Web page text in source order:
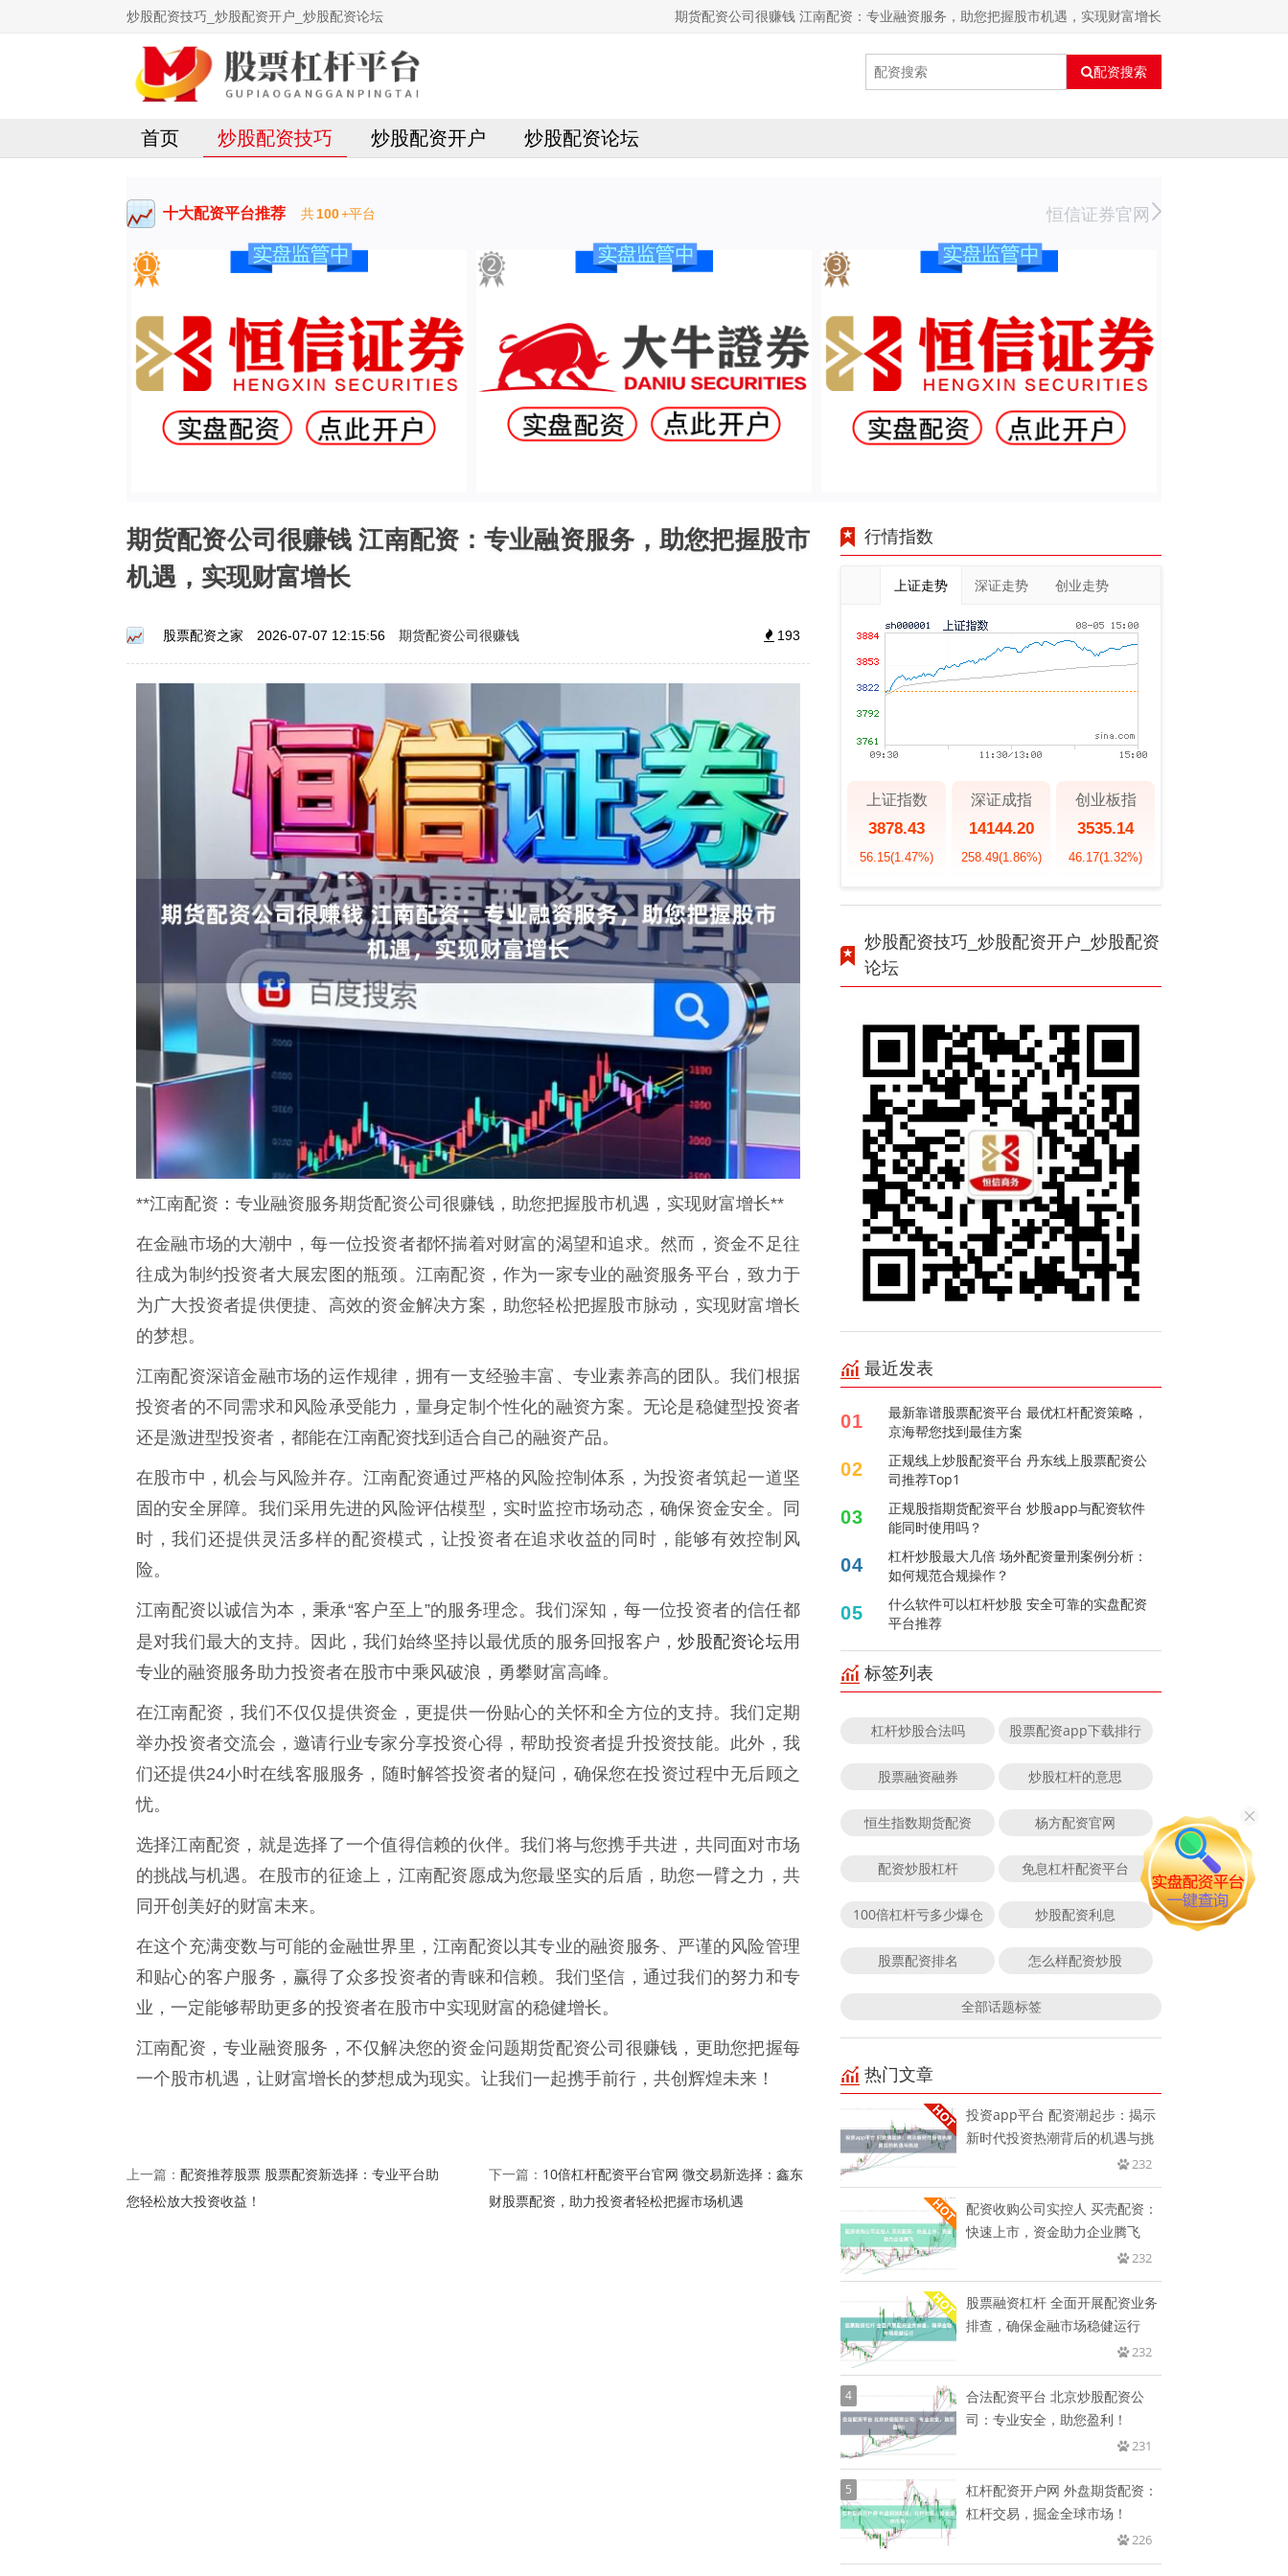
炒股配资技巧_炒股配资开户_炒股配资论坛 期货配资公司很赚钱 江南配资：专业融资服务，助您把握股市机遇，实现财富增长
配资搜索
首页 炒股配资技巧 炒股配资开户 炒股配资论坛
十大配资平台推荐 共100+平台 恒信证券官网
期货配资公司很赚钱 江南配资：专业融资服务，助您把握股市
机遇，实现财富增长
股票配资之家 2026-07-07 12:15:56 期货配资公司很赚钱 193
**江南配资：专业融资服务期货配资公司很赚钱，助您把握股市机遇，实现财富增长**
在金融市场的大潮中，每一位投资者都怀揣着对财富的渴望和追求。然而，资金不足往
往成为制约投资者大展宏图的瓶颈。江南配资，作为一家专业的融资服务平台，致力于
为广大投资者提供便捷、高效的资金解决方案，助您轻松把握股市脉动，实现财富增长
的梦想。
江南配资深谙金融市场的运作规律，拥有一支经验丰富、专业素养高的团队。我们根据
投资者的不同需求和风险承受能力，量身定制个性化的融资方案。无论是稳健型投资者
还是激进型投资者，都能在江南配资找到适合自己的融资产品。
在股市中，机会与风险并存。江南配资通过严格的风险控制体系，为投资者筑起一道坚
固的安全屏障。我们采用先进的风险评估模型，实时监控市场动态，确保资金安全。同
时，我们还提供灵活多样的配资模式，让投资者在追求收益的同时，能够有效控制风
险。
江南配资以诚信为本，秉承“客户至上”的服务理念。我们深知，每一位投资者的信任都
是对我们最大的支持。因此，我们始终坚持以最优质的服务回报客户，炒股配资论坛用
专业的融资服务助力投资者在股市中乘风破浪，勇攀财富高峰。
在江南配资，我们不仅仅提供资金，更提供一份贴心的关怀和全方位的支持。我们定期
举办投资者交流会，邀请行业专家分享投资心得，帮助投资者提升投资技能。此外，我
们还提供24小时在线客服服务，随时解答投资者的疑问，确保您在投资过程中无后顾之
忧。
选择江南配资，就是选择了一个值得信赖的伙伴。我们将与您携手共进，共同面对市场
的挑战与机遇。在股市的征途上，江南配资愿成为您最坚实的后盾，助您一臂之力，共
同开创美好的财富未来。
在这个充满变数与可能的金融世界里，江南配资以其专业的融资服务、严谨的风险管理
和贴心的客户服务，赢得了众多投资者的青睐和信赖。我们坚信，通过我们的努力和专
业，一定能够帮助更多的投资者在股市中实现财富的稳健增长。
江南配资，专业融资服务，不仅解决您的资金问题期货配资公司很赚钱，更助您把握每
一个股市机遇，让财富增长的梦想成为现实。让我们一起携手前行，共创辉煌未来！
上一篇： 配资推荐股票 股票配资新选择：专业平台助
您轻松放大投资收益！
下一篇： 10倍杠杆配资平台官网 微交易新选择：鑫东
财股票配资，助力投资者轻松把握市场机遇
行情指数
上证走势 深证走势 创业走势
上证指数
3878.43
56.15(1.47%)
深证成指
14144.20
258.49(1.86%)
创业板指
3535.14
46.17(1.32%)
炒股配资技巧_炒股配资开户_炒股配资
论坛
最近发表
01
最新靠谱股票配资平台 最优杠杆配资策略，
京海帮您找到最佳方案
02
正规线上炒股配资平台 丹东线上股票配资公
司推荐Top1
03
正规股指期货配资平台 炒股app与配资软件
能同时使用吗？
04
杠杆炒股最大几倍 场外配资量刑案例分析：
如何规范合规操作？
05
什么软件可以杠杆炒股 安全可靠的实盘配资
平台推荐
标签列表
杠杆炒股合法吗 股票配资app下载排行
股票融资融券 炒股杠杆的意思
恒生指数期货配资 杨方配资官网
配资炒股杠杆 免息杠杆配资平台
100倍杠杆亏多少爆仓 炒股配资利息
股票配资排名 怎么样配资炒股
全部话题标签
热门文章
投资app平台 配资潮起步：揭示
新时代投资热潮背后的机遇与挑
232
配资收购公司实控人 买壳配资：
快速上市，资金助力企业腾飞
232
股票融资杠杆 全面开展配资业务
排查，确保金融市场稳健运行
232
4
合法配资平台 北京炒股配资公
司：专业安全，助您盈利！
231
5
杠杆配资开户网 外盘期货配资：
杠杆交易，掘金全球市场！
226